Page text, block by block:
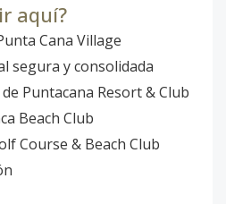
aquí?
Cana Village
segura y consolidada
Puntacana Resort & Club
Beach Club
Course & Beach Club